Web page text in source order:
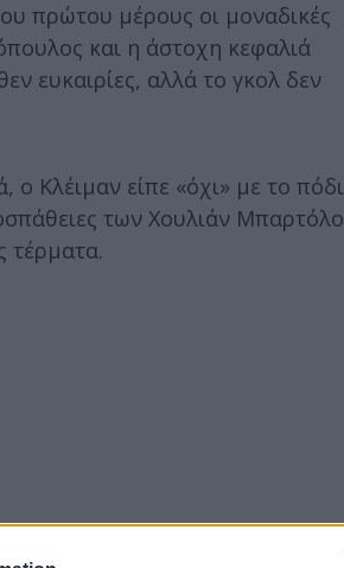
πρώτου μέρους οι μοναδικές
και η άστοχη κεφαλιά
ευκαιρίες, αλλά το γκολ δεν
Κλέιμαν είπε «όχι» με το πόδι
των Χουλιάν Μπαρτόλο
τέρματα.